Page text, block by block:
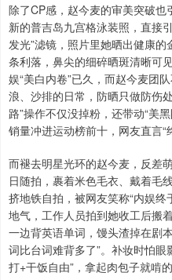
除了CP感，赵今麦的审美突破
新的普吉岛九宫格泳装照，直接
发光”滤镜，照片里她晒出健康
条利落，鼻尖的细碎晒斑清晰可
娱“美白内卷”已久，而赵今麦团
浪、沙排的日常，防晒只做防伤
路”操作不仅没掉粉，还带动“美
销量冲进运动榜前十，网友直言“
而褪去明星光环的赵今麦，反差
日随拍，裹着米色毛衣、戴着毛
挤地铁自拍，被网友笑称“内娱
地气，工作人员拍到她收工后搬
一边背英语单词，馒头渣掉在剧
词比台词难背多了”。补妆时怕
打+干饭自由”，拿起肉包子就啃